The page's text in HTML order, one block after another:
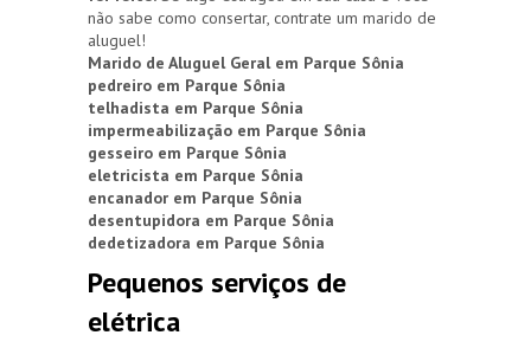
não sabe como consertar, contrate um marido de
aluguel!
Marido de Aluguel Geral em Parque Sônia
pedreiro em Parque Sônia
telhadista em Parque Sônia
impermeabilização em Parque Sônia
gesseiro em Parque Sônia
eletricista em Parque Sônia
encanador em Parque Sônia
desentupidora em Parque Sônia
dedetizadora em Parque Sônia
Pequenos serviços de
elétrica